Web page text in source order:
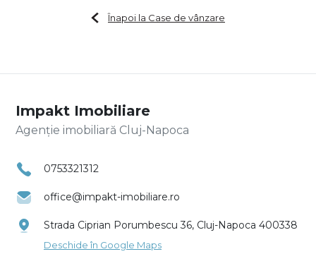
Înapoi la Case de vânzare
Impakt Imobiliare
Agenție imobiliară Cluj-Napoca
0753321312
office@impakt-imobiliare.ro
Strada Ciprian Porumbescu 36, Cluj-Napoca 400338
Deschide în Google Maps